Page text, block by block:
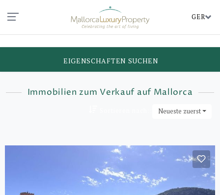
GER
EIGENSCHAFTEN SUCHEN
Immobilien zum Verkauf auf Mallorca
Neueste zuerst